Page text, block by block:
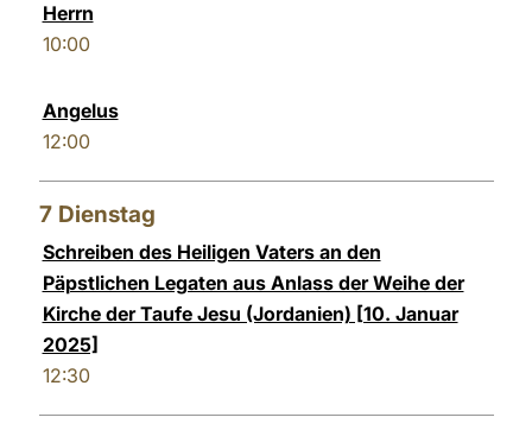
Herrn
10:00
Angelus
12:00
7 Dienstag
Schreiben des Heiligen Vaters an den
Päpstlichen Legaten aus Anlass der Weihe der
Kirche der Taufe Jesu (Jordanien) [10. Januar
2025]
12:30